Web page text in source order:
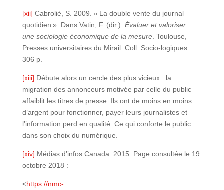
[xii] Cabrolié, S. 2009. « La double vente du journal
quotidien ». Dans Vatin, F. (dir.). Évaluer et valoriser :
une sociologie économique de la mesure. Toulouse,
Presses universitaires du Mirail. Coll. Socio-logiques.
306 p.
[xiii] Débute alors un cercle des plus vicieux : la
migration des annonceurs motivée par celle du public
affaiblit les titres de presse. Ils ont de moins en moins
d’argent pour fonctionner, payer leurs journalistes et
l’information perd en qualité. Ce qui conforte le public
dans son choix du numérique.
[xiv] Médias d’infos Canada. 2015. Page consultée le 19
octobre 2018 :
<https://nmc-